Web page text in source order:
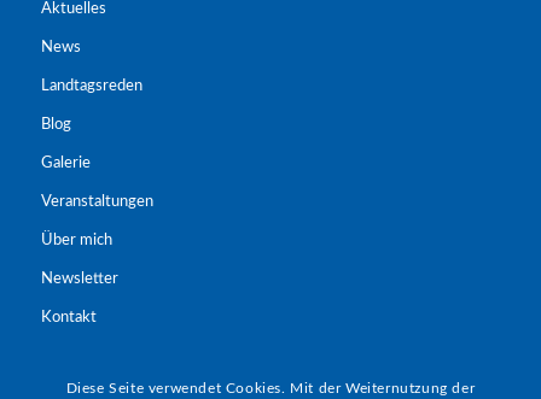
Aktuelles
News
Landtagsreden
Blog
Galerie
Veranstaltungen
Über mich
Newsletter
Kontakt
Diese Seite verwendet Cookies. Mit der Weiternutzung der